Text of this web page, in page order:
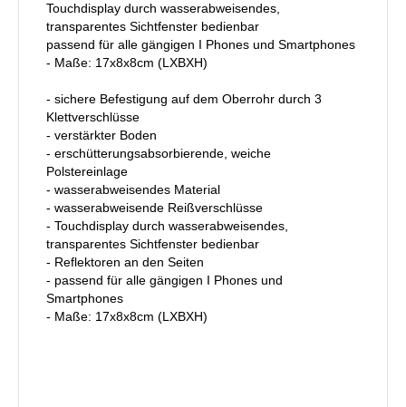
Touchdisplay durch wasserabweisendes,
transparentes Sichtfenster bedienbar
passend für alle gängigen I Phones und Smartphones
- Maße: 17x8x8cm (LXBXH)
- sichere Befestigung auf dem Oberrohr durch 3
Klettverschlüsse
- verstärkter Boden
- erschütterungsabsorbierende, weiche
Polstereinlage
- wasserabweisendes Material
- wasserabweisende Reißverschlüsse
- Touchdisplay durch wasserabweisendes,
transparentes Sichtfenster bedienbar
- Reflektoren an den Seiten
- passend für alle gängigen I Phones und
Smartphones
- Maße: 17x8x8cm (LXBXH)